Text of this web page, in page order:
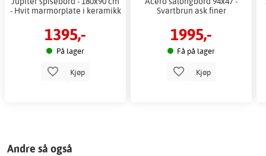
- Hvit marmorplate i keramikk
1395,-
På lager
Kjøp
Svartbrun ask finer
1995,-
Få på lager
Kjøp
Andre så også